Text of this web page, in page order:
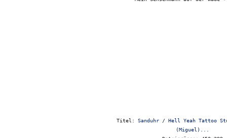
Titel: Sanduhr / Hell Yeah Tattoo
(Miguel)...